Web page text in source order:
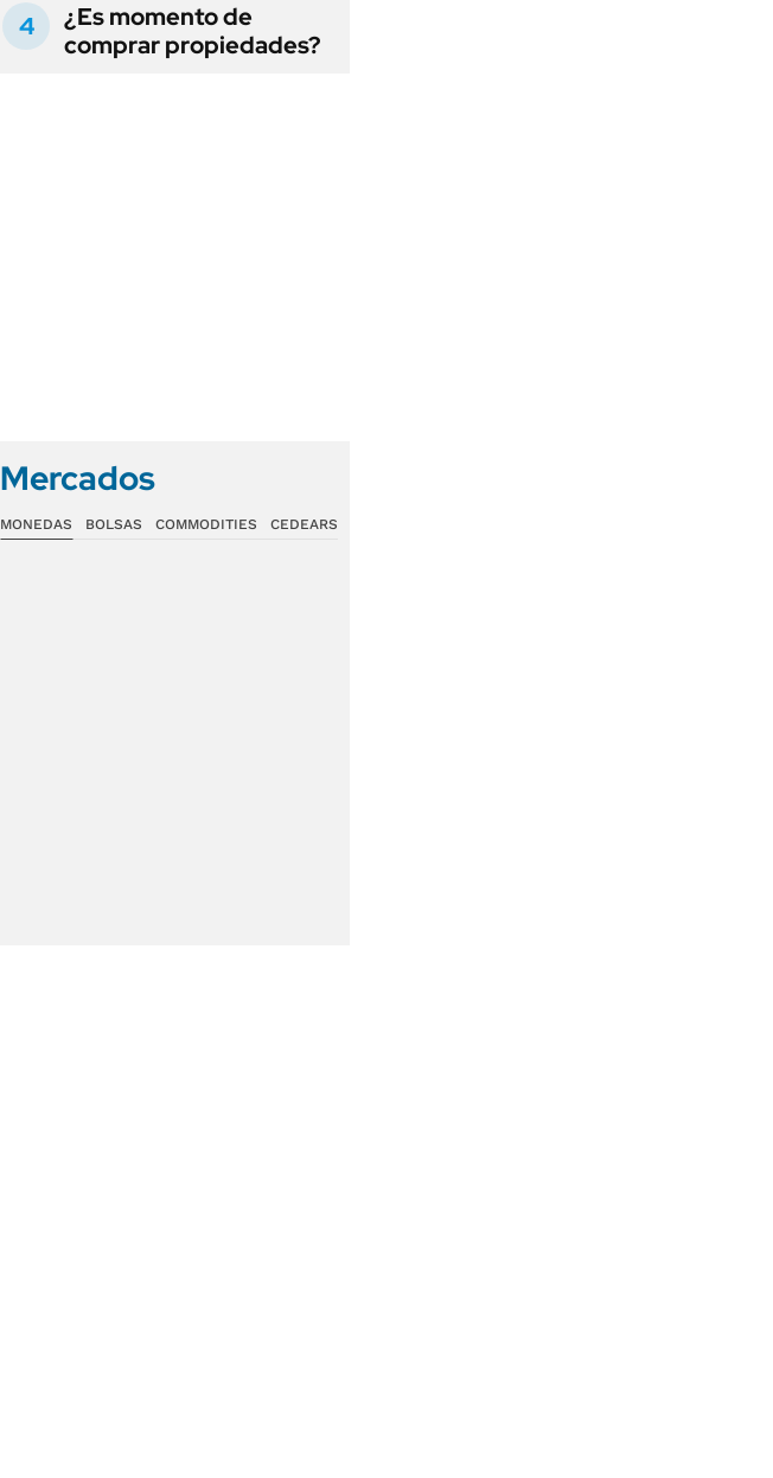
¿Es momento de
comprar propiedades?
Mercados
MONEDAS BOLSAS COMMODITIES CEDEARS